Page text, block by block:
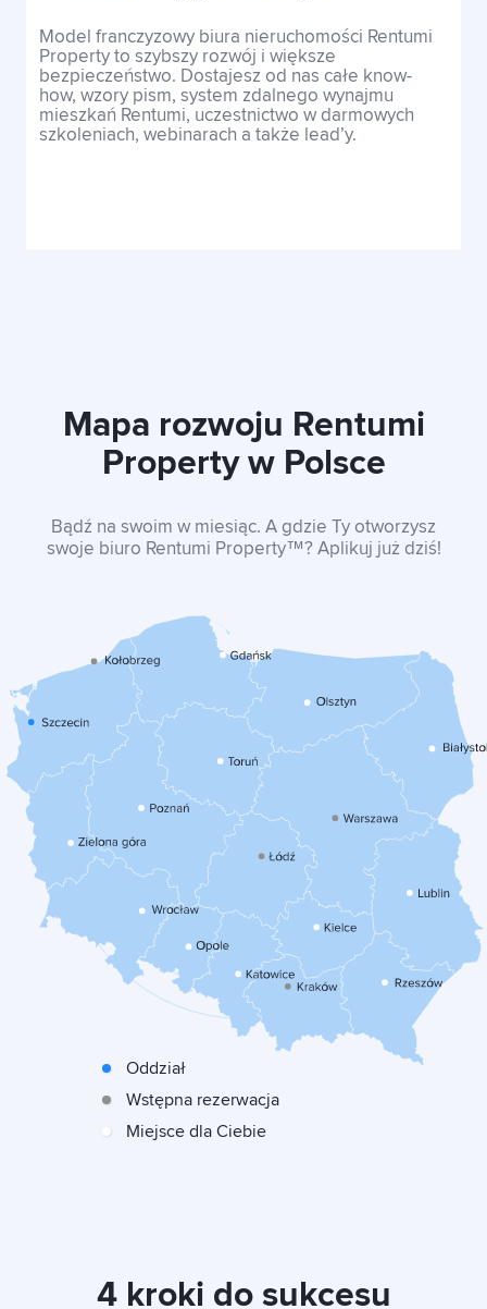
Model franczyzowy biura nieruchomości Rentumi
Property to szybszy rozwój i większe
bezpieczeństwo. Dostajesz od nas całe know-
how, wzory pism, system zdalnego wynajmu
mieszkań Rentumi, uczestnictwo w darmowych
szkoleniach, webinarach a także lead’y.
Mapa rozwoju Rentumi
Property w Polsce
Bądź na swoim w miesiąc. A gdzie Ty otworzysz
swoje biuro Rentumi Property™? Aplikuj już dziś!
Oddział
Wstępna rezerwacja
Miejsce dla Ciebie
4 kroki do sukcesu